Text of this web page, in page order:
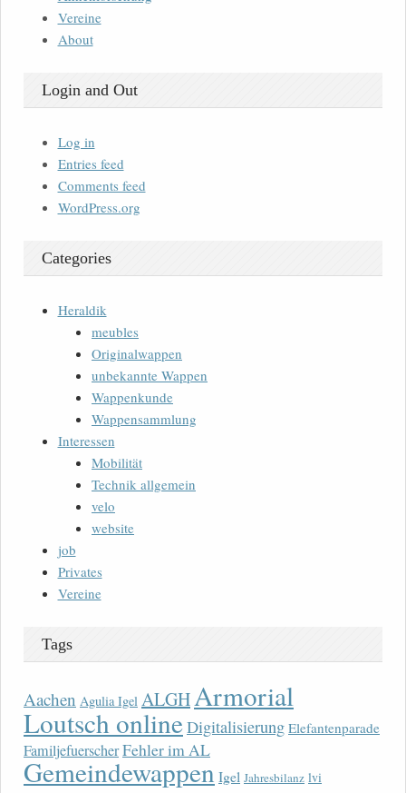
Vereine
About
Login and Out
Log in
Entries feed
Comments feed
WordPress.org
Categories
Heraldik
meubles
Originalwappen
unbekannte Wappen
Wappenkunde
Wappensammlung
Interessen
Mobilität
Technik allgemein
velo
website
job
Privates
Vereine
Tags
Aachen Agulia Igel ALGHArmorial
Loutsch onlineDigitalisierung Elefantenparade
FamiljefuerscherFehler im AL
Gemeindewappen Igel Jahresbilanz lvi